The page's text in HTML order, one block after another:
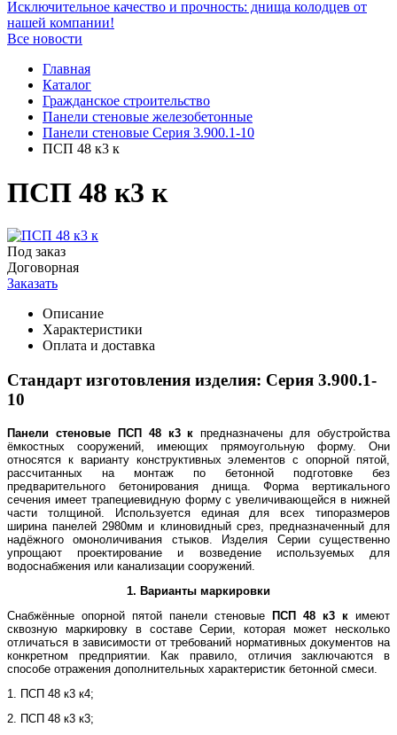
Исключительное качество и прочность: днища колодцев от
нашей компании!
Все новости
Главная
Каталог
Гражданское строительство
Панели стеновые железобетонные
Панели стеновые Серия 3.900.1-10
ПСП 48 к3 к
ПСП 48 к3 к
Под заказ
Договорная
Заказать
Описание
Характеристики
Оплата и доставка
Стандарт изготовления изделия: Серия 3.900.1-
10
Панели стеновые ПСП 48 к3 к предназначены для обустройства
ёмкостных сооружений, имеющих прямоугольную форму. Они
относятся к варианту конструктивных элементов с опорной пятой,
рассчитанных на монтаж по бетонной подготовке без
предварительного бетонирования днища. Форма вертикального
сечения имеет трапециевидную форму с увеличивающейся в нижней
части толщиной. Используется единая для всех типоразмеров
ширина панелей 2980мм и клиновидный срез, предназначенный для
надёжного омоноличивания стыков. Изделия Серии существенно
упрощают проектирование и возведение используемых для
водоснабжения или канализации сооружений.
1. Варианты маркировки
Снабжённые опорной пятой панели стеновые
ПСП 48 к3 к имеют
сквозную маркировку в составе Серии, которая может несколько
отличаться в зависимости от требований нормативных документов на
конкретном предприятии. Как правило, отличия заключаются в
способе отражения дополнительных характеристик бетонной смеси.
1. ПСП 48 к3 к4;
2. ПСП 48 к3 к3;